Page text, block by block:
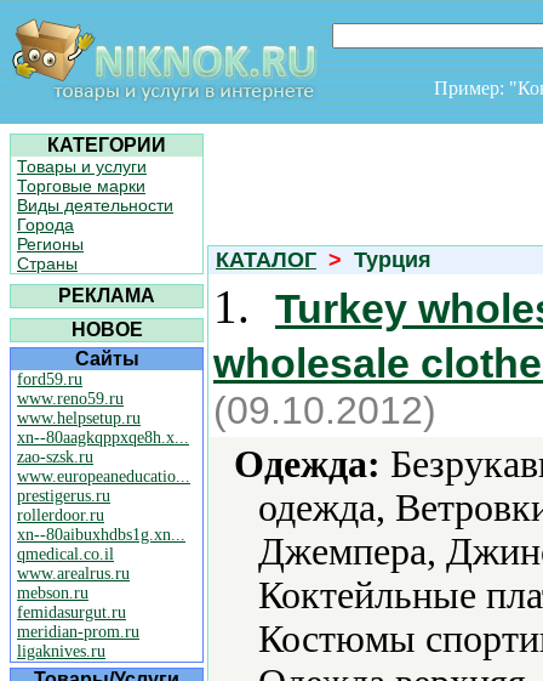
Пример:
КАТЕГОРИИ
Товары и услуги
Торговые марки
Виды деятельности
Города
Регионы
Страны
РЕКЛАМА
НОВОЕ
Сайты
ford59.ru
www.reno59.ru
www.helpsetup.ru
xn--80aagkqppxqe8h.x...
zao-szsk.ru
www.europeaneducatio...
prestigerus.ru
rollerdoor.ru
xn--80aibuxhdbs1g.xn...
qmedical.co.il
www.arealrus.ru
mebson.ru
femidasurgut.ru
meridian-prom.ru
ligaknives.ru
КАТАЛОГ > Турция
1.
Turkey
wholesale
(09.10.2012)
Одежда:
одежда,
Джемпера,
Коктейльные
Костюмы